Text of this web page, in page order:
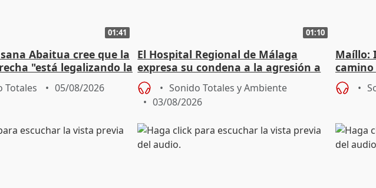
01:41
Abaitua cree que la
"está legalizando la
Totales 05/08/2026
01:10
El Hospital Regional de Málaga
expresa su condena a la agresión a
dos enfermeras de Urgencias
Sonido Totales y Ambiente
03/08/2026
Maíllo: